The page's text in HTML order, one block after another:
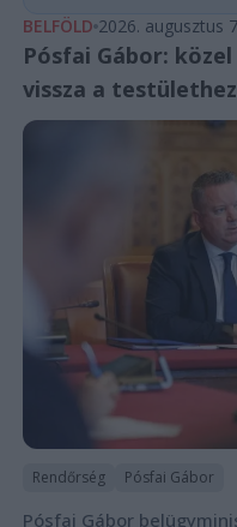
BELFÖLD 2026. augusztus
Pósfai Gábor:
vissza a testülethez
Rendőrség Pósfai Gábor
Pósfai Gábor